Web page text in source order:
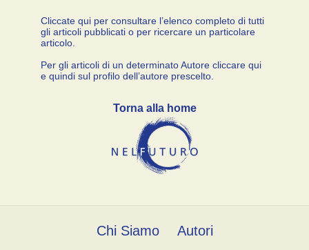
Cliccate qui per consultare l’elenco completo di tutti
gli articoli pubblicati o per ricercare un particolare
articolo.
Per gli articoli di un determinato Autore cliccare qui
e quindi sul profilo dell’autore prescelto.
Torna alla home
Chi Siamo Autori